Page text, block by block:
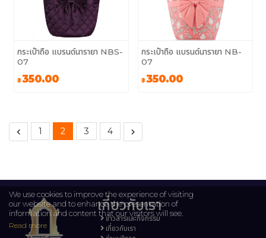
กระเป๋าถือ แบรนด์นารายา NBS-
07
฿350.00
กระเป๋าถือ แบรนด์นารายา NB-
07
฿350.00
1 2 3 4
เกี่ยวกับเรา
ข่าวสารและกิจกรรม
เกี่ยวกับเรา
We use cookies to improve the experience of visiting
our website and to enhance the presentation of
information and content that our visitors will see.
Read more